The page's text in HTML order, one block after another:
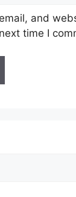
and
time I